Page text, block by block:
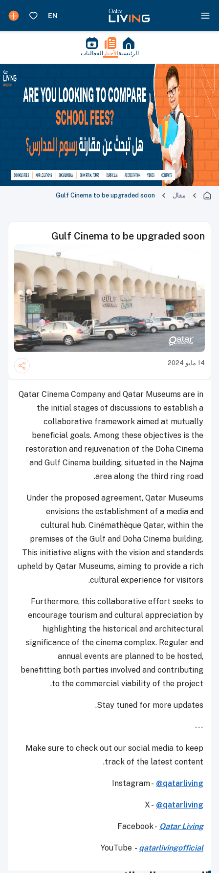
الرئيسية الأخبار الفعاليات
مقال Gulf Cinema to be upgraded soon
Gulf Cinema to be upgraded soon
14 مايو 2024
Qatar Cinema Company and Qatar Museums are in
the initial stages of discussions to establish a
collaborative framework aimed at mutually
beneficial goals. Among these objectives is the
restoration and rejuvenation of the Doha Cinema
and Gulf Cinema building, situated in the Najma
area along the third ring road.
Under the proposed agreement, Qatar Museums
envisions the establishment of a media and
cultural hub. Cinémathèque Qatar, within the
premises of the Gulf and Doha Cinema building.
This initiative aligns with the vision and standards
upheld by Qatar Museums, aiming to provide a rich
cultural experience for visitors.
Furthermore, this collaborative effort seeks to
encourage tourism and cultural appreciation by
highlighting the historical and architectural
significance of the cinema complex. Regular and
annual events are planned to be hosted,
benefitting both parties involved and contributing
to the commercial viability of the project.
Stay tuned for more updates.
---
Make sure to check out our social media to keep
track of the latest content.
Instagram - @qatarliving
X - @qatarliving
Facebook - Qatar Living
YouTube - qatarlivingofficial